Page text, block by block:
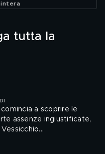
tutta la
a scoprire le
assenze ingiustificate,